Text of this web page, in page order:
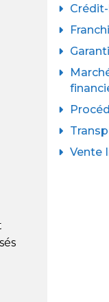
Vente